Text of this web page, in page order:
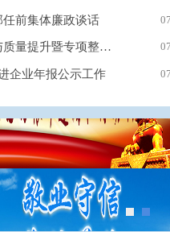
前集体廉政谈话
怀化召开电暖器产品质量安全与质量提升暨专项整治部署会
企业年报公示工作